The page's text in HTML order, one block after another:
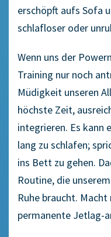
erschöpft aufs Sofa
schlafloser oder
Wenn uns der
Training nur noch
Müdigkeit unseren
höchste Zeit,
integrieren. Es kann
lang zu schlafen;
ins Bett zu gehen.
Routine, die
Ruhe braucht.
permanente Jetlag-